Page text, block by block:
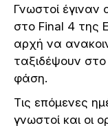
Γνωστοί έγιναν
στο Final 4 της
αρχή να
ταξιδέψουν
φάση.
Τις επόμενες
γνωστοί και οι